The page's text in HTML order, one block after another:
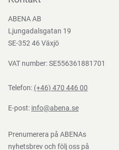
Nedladdningar
ABENA AB
Ljungadalsgatan 19
SE-352 46 Växjö
VAT number: SE556361881701
Telefon: (+46) 470 446 00
E-post: info@abena.se
Prenumerera på ABENAs
nyhetsbrev och följ oss på